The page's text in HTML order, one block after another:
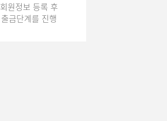
회원정보 등록 후
출금단계를 진행